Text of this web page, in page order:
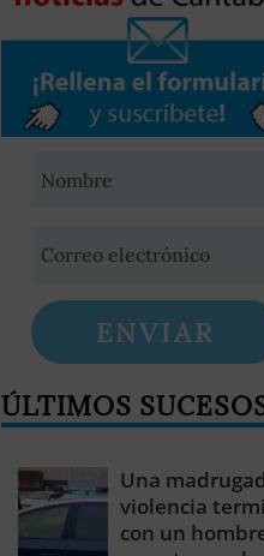
ENVIAR
ÚLTIMOS
Una
violencia
con un